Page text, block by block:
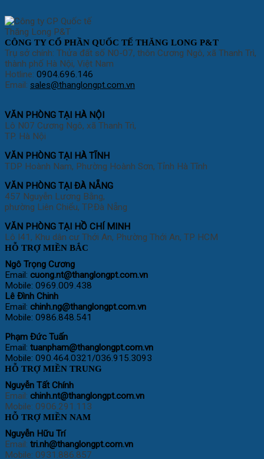
CÔNG TY CỔ PHẦN QUỐC TẾ THĂNG LONG P&T
Trụ sở chính: Thửa đất số N0-07, thôn Cương Ngô, xã Thanh Trì,
thành phố Hà Nội, Việt Nam
Hotline: 0904.696.146
Email: sales@thanglongpt.com.vn
VĂN PHÒNG TẠI HÀ NỘI
Lô N07 Cương Ngô, xã Thanh Trì,
TP. Hà Nội
VĂN PHÒNG TẠI HÀ TĨNH
TDP Hoành Nam, Phường Hoành Sơn, Tỉnh Hà Tĩnh
VĂN PHÒNG TẠI ĐÀ NẴNG
457 Nguyễn Lương Bằng,
phường Liên Chiểu, TP.Đà Nẵng
VĂN PHÒNG TẠI HỒ CHÍ MINH
Lô I41, Khu dân cư Thới An, Phường Thới An, TP HCM
HỖ TRỢ MIỀN BẮC
Ngô Trọng Cương
Email: cuong.nt@thanglongpt.com.vn
Mobile: 0969.009.438
Lê Đình Chinh
Email: chinh.ng@thanglongpt.com.vn
Mobile: 0986.848.541
Phạm Đức Tuấn
Email: tuanpham@thanglongpt.com.vn
Mobile: 090.464.0321/036.915.3093
HỖ TRỢ MIỀN TRUNG
Nguyễn Tất Chính
Email: chinh.nt@thanglongpt.com.vn
Mobile: 0906.291.113
HỖ TRỢ MIỀN NAM
Nguyễn Hữu Trí
Email: tri.nh@thanglongpt.com.vn
Mobile: 0931.886.857